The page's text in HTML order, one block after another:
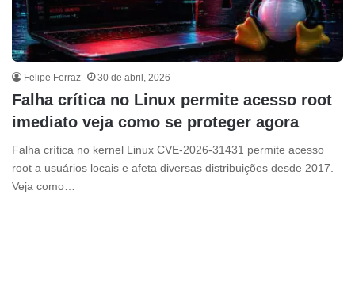
Felipe Ferraz 30 de abril, 2026
Falha crítica no Linux permite acesso root
imediato veja como se proteger agora
Falha crítica no kernel Linux CVE-2026-31431 permite acesso
root a usuários locais e afeta diversas distribuições desde 2017.
Veja como…